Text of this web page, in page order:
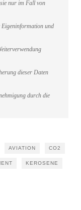
nur im Fall von
und
dieser Daten
durch die
AVIATION CO2
KEROSENE